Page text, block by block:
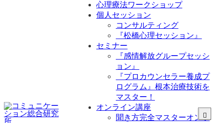
心理療法ワークショップ
個人セッション
コンサルティング
『松橋心理セッション』
セミナー
『感情解放グループセッシ
ョン』
『プロカウンセラー養成プ
ログラム』根本治療技術を
マスター！
オンライン講座
聞き方完全マスターオンラ